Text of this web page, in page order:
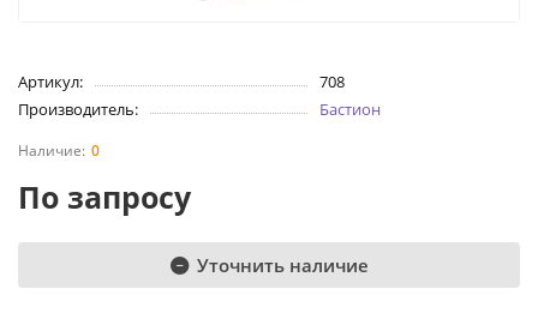
Артикул:
708
Производитель:
Бастион
0
По запросу
Уточнить наличие